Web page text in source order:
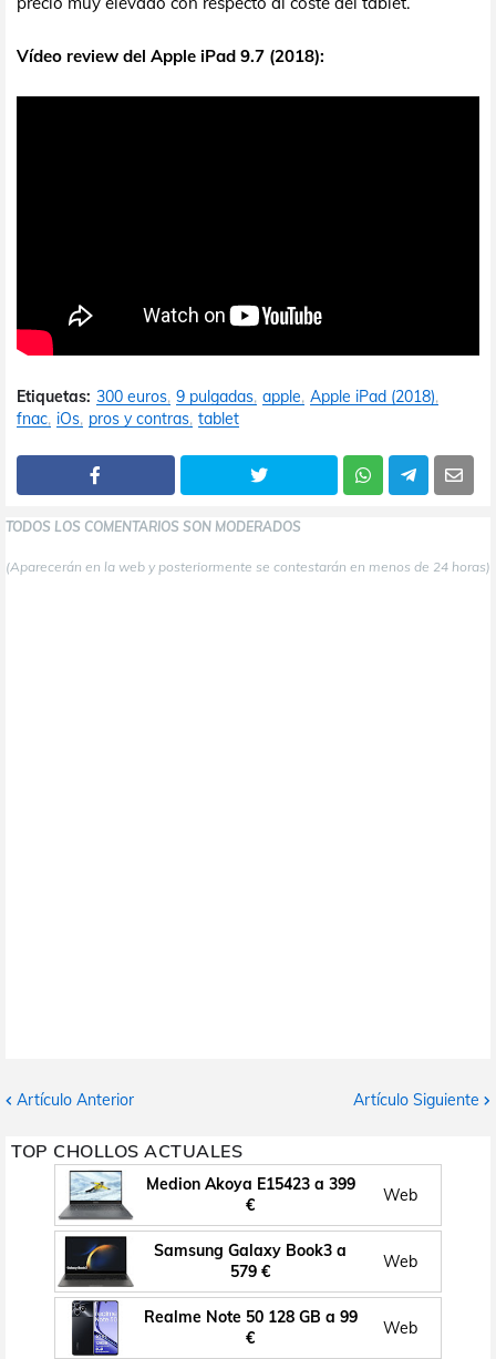
Vídeo review del Apple iPad 9.7 (2018):
Etiquetas: 300 euros 9 pulgadas apple Apple iPad (2018)
fnac iOs pros y contras tablet
TODOS LOS COMENTARIOS SON MODERADOS
(Aparecerán en la web y posteriormente se contestarán en menos de 24 horas)
Artículo Anterior Artículo Siguiente
TOP CHOLLOS ACTUALES
Medion Akoya E15423 a 399
€
Web
Samsung Galaxy Book3 a
579 €
Web
Realme Note 50 128 GB a 99
€
Web